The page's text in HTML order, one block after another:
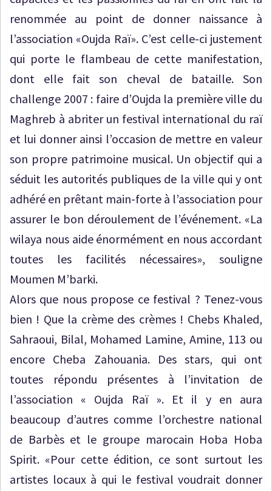
renommée au point de donner naissance à
l’association «Oujda Raï». C’est celle-ci justement
qui porte le flambeau de cette manifestation,
dont elle fait son cheval de bataille. Son
challenge 2007 : faire d’Oujda la première ville du
Maghreb à abriter un festival international du raï
et lui donner ainsi l’occasion de mettre en valeur
son propre patrimoine musical. Un objectif qui a
séduit les autorités publiques de la ville qui y ont
adhéré en prêtant main-forte à l’association pour
assurer le bon déroulement de l’événement. «La
wilaya nous aide énormément en nous accordant
toutes les facilités nécessaires», souligne
Moumen M’barki.
Alors que nous propose ce festival ? Tenez-vous
bien ! Que la crème des crèmes ! Chebs Khaled,
Sahraoui, Bilal, Mohamed Lamine, Amine, 113 ou
encore Cheba Zahouania. Des stars, qui ont
toutes répondu présentes à l’invitation de
l’association « Oujda Raï ». Et il y en aura
beaucoup d’autres comme l’orchestre national
de Barbès et le groupe marocain Hoba Hoba
Spirit. «Pour cette édition, ce sont surtout les
artistes locaux à qui le festival voudrait donner